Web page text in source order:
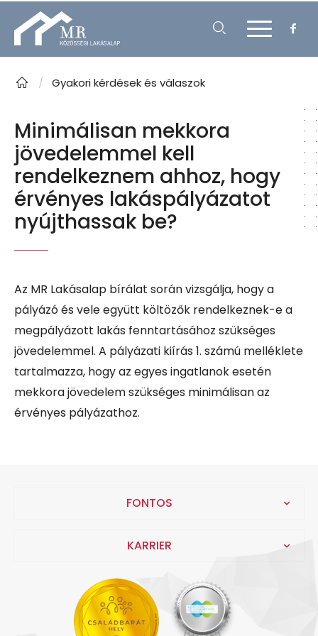
/ Gyakori kérdések és válaszok
Minimálisan mekkora
jövedelemmel kell
rendelkeznem ahhoz, hogy
érvényes lakáspályázatot
nyújthassak be?
Az MR Lakásalap bírálat során vizsgálja, hogya
pályázó és vele együtt költözők rendelkeznek-e a
megpályázott lakás fenntartásához szükséges
jövedelemmel. A pályázati kiírás 1. számú melléklete
tartalmazza, hogy az egyes ingatlanok esetén
mekkora jövedelem szükséges minimálisan az
érvényes pályázathoz.
FONTOS
KARRIER